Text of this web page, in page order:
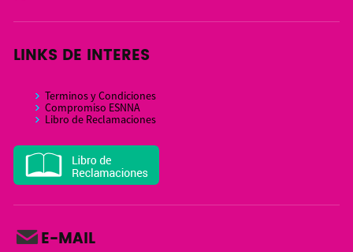
LINKS DE INTERES
Terminos y Condiciones
Compromiso ESNNA
Libro de Reclamaciones
E-MAIL